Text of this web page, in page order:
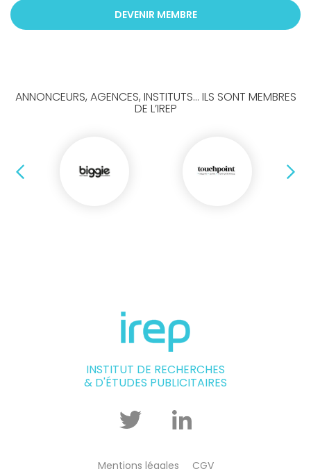
DEVENIR MEMBRE
ANNONCEURS, AGENCES, INSTITUTS... ILS SONT MEMBRES
DE L’IREP
Précédent
INSTITUT DE RECHERCHES
& D'ÉTUDES PUBLICITAIRES
Twitter Linkedin
Mentions légales CGV